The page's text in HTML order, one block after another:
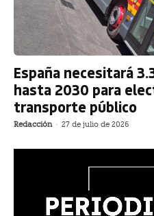
España necesitará
hasta 2030 para
transporte público
Redacción - 27 de julio de 2026